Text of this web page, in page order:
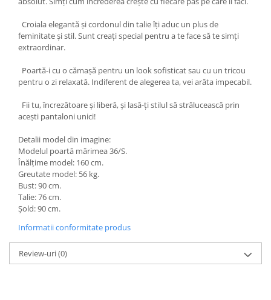
Croiala elegantă și cordonul din talie îți aduc un plus de
feminitate și stil. Sunt creați special pentru a te face să te simți
extraordinar.
Poartă-i cu o cămașă pentru un look sofisticat sau cu un tricou
pentru o zi relaxată. Indiferent de alegerea ta, vei arăta impecabil.
Fii tu, încrezătoare și liberă, și lasă-ți stilul să strălucească prin
acești pantaloni unici!
Detalii model din imagine:
Modelul poartă mărimea 36/S.
Înălțime model: 160 cm.
Greutate model: 56 kg.
Bust: 90 cm.
Talie: 76 cm.
Șold: 90 cm.
Informatii conformitate produs
Review-uri(0)